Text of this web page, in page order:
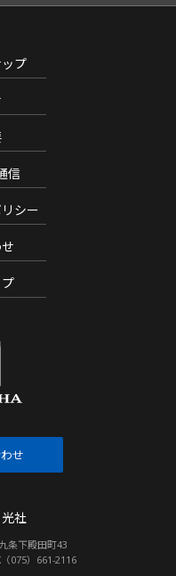
せ
社
条下殿田町43
075）661-2116
プ
信
シー